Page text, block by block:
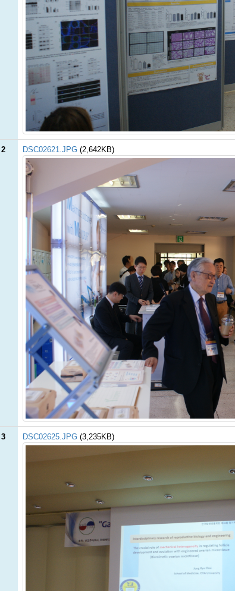
DSC02621.JPG (2,642KB)
DSC02625.JPG (3,235KB)